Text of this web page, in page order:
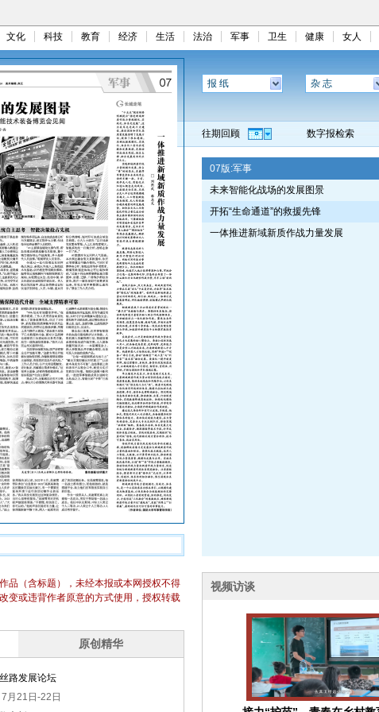
文化 科技 教育 经济 生活 法治 军事 卫生 健康 女人
报 纸 杂 志
往期回顾 数字报检索
07版:军事
未来智能化战场的发展图景
开拓“生命通道”的救援先锋
一体推进新域新质作战力量发展